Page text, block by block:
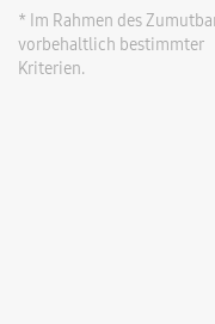
* Im Rahmen des
vorbehaltlich bestimmter
Kriterien.